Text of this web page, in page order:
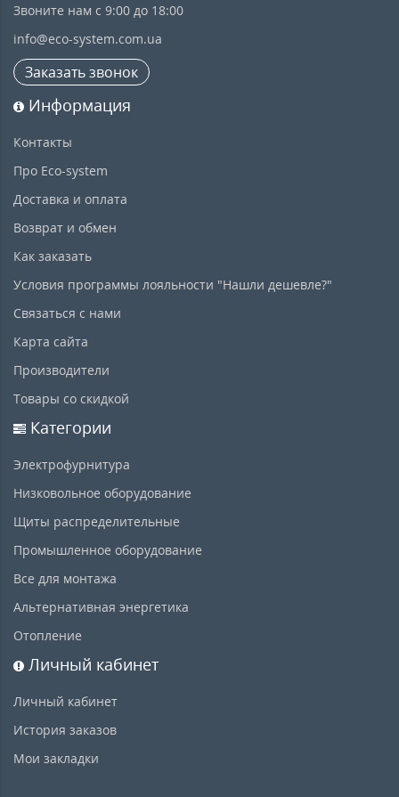
Звоните нам с 9:00 до 18:00
info@eco-system.com.ua
Заказать звонок
Информация
Контакты
Про Eco-system
Доставка и оплата
Возврат и обмен
Как заказать
Условия программы лояльности "Нашли дешевле?"
Связаться с нами
Карта сайта
Производители
Товары со скидкой
Категории
Электрофурнитура
Низковольное оборудование
Щиты распределительные
Промышленное оборудование
Все для монтажа
Альтернативная энергетика
Отопление
Личный кабинет
Личный кабинет
История заказов
Мои закладки